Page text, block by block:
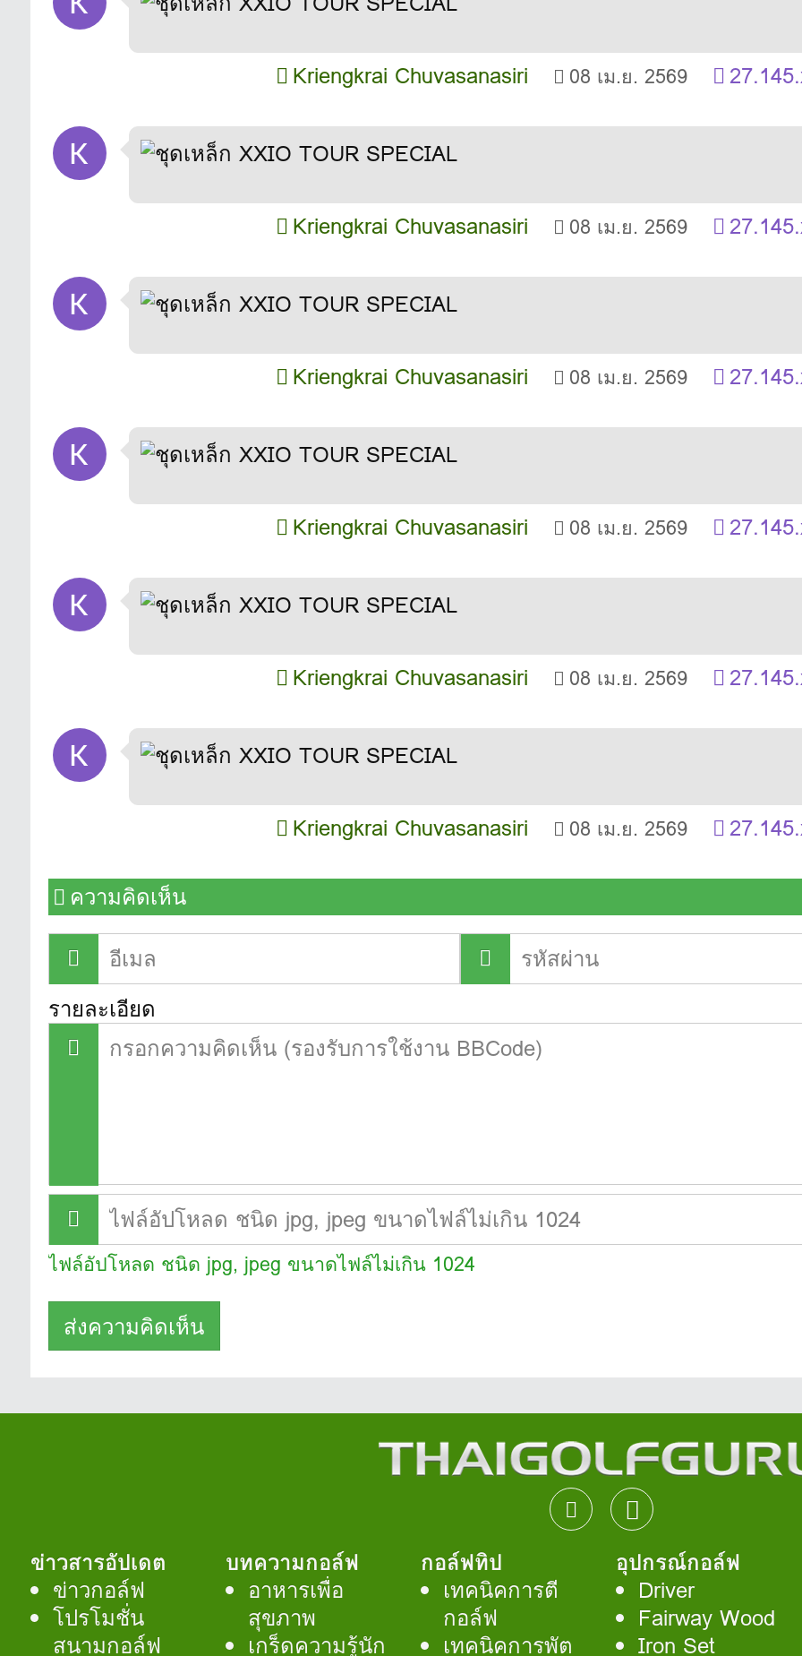
Kriengkrai Chuvasanasiri 08 เม.ย. 2569
Kriengkrai Chuvasanasiri 08 เม.ย. 2569
Kriengkrai Chuvasanasiri 08 เม.ย. 2569
Kriengkrai Chuvasanasiri 08 เม.ย. 2569
Kriengkrai Chuvasanasiri 08 เม.ย. 2569
Kriengkrai Chuvasanasiri 08 เม.ย. 2569
ความคิดเห็น
รายละเอียด
ไฟล์อัปโหลด ชนิด jpg, jpeg ขนาดไฟล์ไม่เกิน 1024
ข่าวสารอัปเดต
ข่าวกอล์ฟ
โปรโมชั่น
สนามกอล์ฟ
บทความกอล์ฟ
อาหารเพื่อ
สุขภาพ
เกร็ดความรู้นัก
กอล์ฟทิป
เทคนิคการตี
กอล์ฟ
เทคนิคการพัต
อุปกรณ์กอล์ฟ
Driver
Fairway Wood
Iron Set